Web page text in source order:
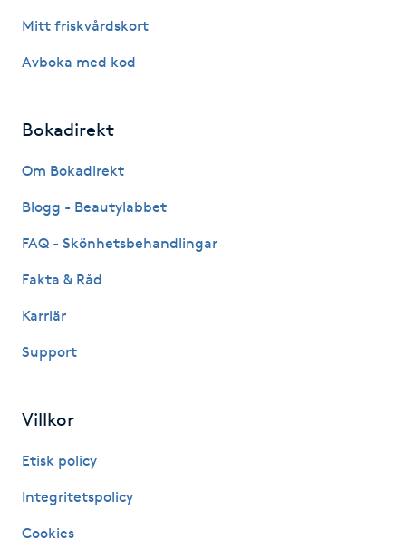
Hyperhidros
Hårborttagning
Hårbottenbehandling
Hårvård
Hälsa
Hälsprickor
Idrottsmassage
IPL
Mitt friskvårdskort
Avboka med kod
Bokadirekt
Om Bokadirekt
Blogg - Beautylabbet
FAQ - Skönhetsbehandlingar
Fakta & Råd
Karriär
Support
Villkor
Etisk policy
Integritetspolicy
Cookies